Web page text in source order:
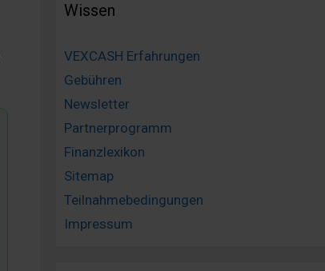
Wissen
VEXCASH Erfahrungen
Gebühren
Newsletter
Partnerprogramm
Finanzlexikon
Sitemap
Teilnahmebedingungen
Impressum